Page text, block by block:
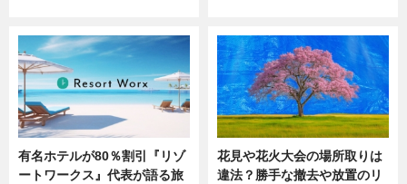
有名ホテルが80％割引『リゾ
ートワークス』代表が語る旅
花見や花火大会の場所取りは
違法？勝手な撤去や放置のリ